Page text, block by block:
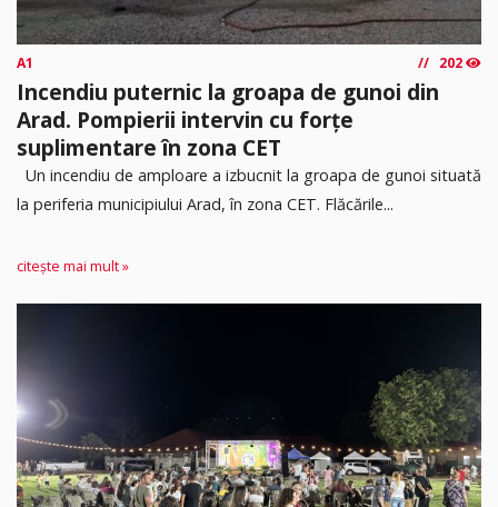
A1 202
Incendiu puternic la groapa de gunoi din
Arad. Pompierii intervin cu forțe
suplimentare în zona CET
Un incendiu de amploare a izbucnit la groapa de gunoi situată
la periferia municipiului Arad, în zona CET. Flăcările...
citește mai mult »